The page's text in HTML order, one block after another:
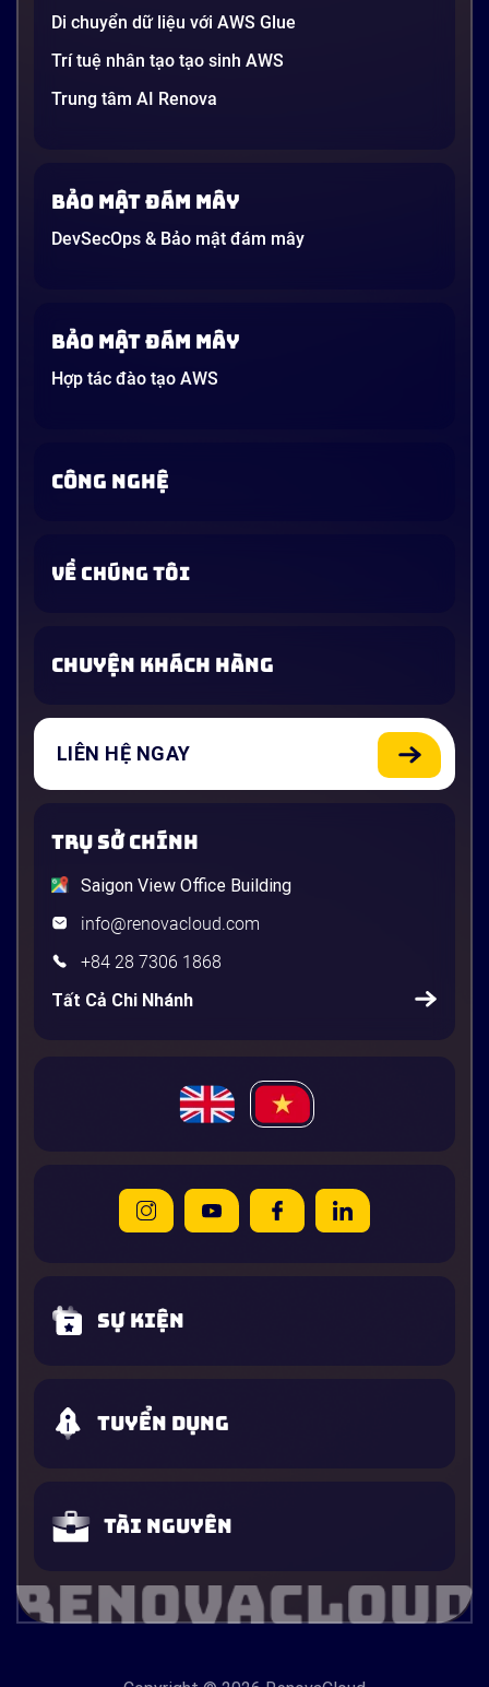
Di chuyển dữ liệu với AWS Glue
Trí tuệ nhân tạo tạo sinh AWS
Trung tâm AI Renova
Bảo mật đám mây
DevSecOps & Bảo mật đám mây
Bảo mật đám mây
Hợp tác đào tạo AWS
CÔNG NGHỆ
VỀ CHÚNG TÔI
CHUYỆN KHÁCH HÀNG
LIÊN HỆ NGAY
TRỤ SỞ CHÍNH
Saigon View Office Building
info@renovacloud.com
+84 28 7306 1868
Tất Cả Chi Nhánh
Sự kiện
Tuyển dụng
Tài nguyên